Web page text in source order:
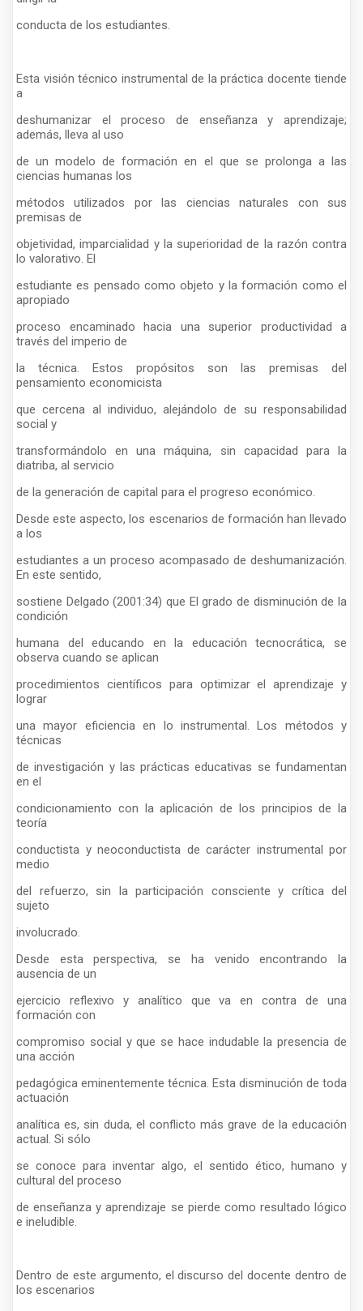
conducta de los estudiantes.
Esta visión técnico instrumental de la práctica docente tiende
a
deshumanizar el proceso de enseñanza y aprendizaje;
además, lleva al uso
de un modelo de formación en el que se prolonga a las
ciencias humanas los
métodos utilizados por las ciencias naturales con sus
premisas de
objetividad, imparcialidad y la superioridad de la razón contra
lo valorativo. El
estudiante es pensado como objeto y la formación como el
apropiado
proceso encaminado hacia una superior productividad a
través del imperio de
la técnica. Estos propósitos son las premisas del
pensamiento economicista
que cercena al individuo, alejándolo de su responsabilidad
social y
transformándolo en una máquina, sin capacidad para la
diatriba, al servicio
de la generación de capital para el progreso económico.
Desde este aspecto, los escenarios de formación han llevado
a los
estudiantes a un proceso acompasado de deshumanización.
En este sentido,
sostiene Delgado (2001:34) que El grado de disminución de la
condición
humana del educando en la educación tecnocrática, se
observa cuando se aplican
procedimientos científicos para optimizar el aprendizaje y
lograr
una mayor eficiencia en lo instrumental. Los métodos y
técnicas
de investigación y las prácticas educativas se fundamentan
en el
condicionamiento con la aplicación de los principios de la
teoría
conductista y neoconductista de carácter instrumental por
medio
del refuerzo, sin la participación consciente y crítica del
sujeto
involucrado.
Desde esta perspectiva, se ha venido encontrando la
ausencia de un
ejercicio reflexivo y analítico que va en contra de una
formación con
compromiso social y que se hace indudable la presencia de
una acción
pedagógica eminentemente técnica. Esta disminución de toda
actuación
analítica es, sin duda, el conflicto más grave de la educación
actual. Si sólo
se conoce para inventar algo, el sentido ético, humano y
cultural del proceso
de enseñanza y aprendizaje se pierde como resultado lógico
e ineludible.
Dentro de este argumento, el discurso del docente dentro de
los escenarios